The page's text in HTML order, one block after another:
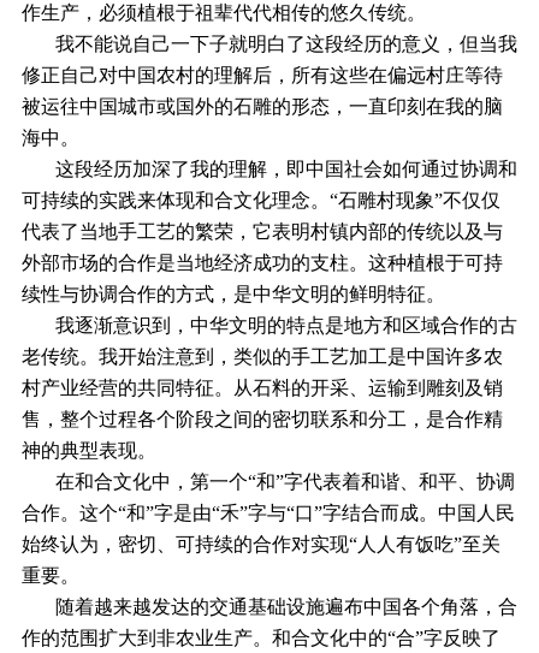
作生产，必须植根于祖辈代代相传的悠久传统。
我不能说自己一下子就明白了这段经历的意义，但当我
修正自己对中国农村的理解后，所有这些在偏远村庄等待
被运往中国城市或国外的石雕的形态，一直印刻在我的脑
海中。
这段经历加深了我的理解，即中国社会如何通过协调和
可持续的实践来体现和合文化理念。“石雕村现象”不仅仅
代表了当地手工艺的繁荣，它表明村镇内部的传统以及与
外部市场的合作是当地经济成功的支柱。这种植根于可持
续性与协调合作的方式，是中华文明的鲜明特征。
我逐渐意识到，中华文明的特点是地方和区域合作的古
老传统。我开始注意到，类似的手工艺加工是中国许多农
村产业经营的共同特征。从石料的开采、运输到雕刻及销
售，整个过程各个阶段之间的密切联系和分工，是合作精
神的典型表现。
在和合文化中，第一个“和”字代表着和谐、和平、协调
合作。这个“和”字是由“禾”字与“口”字结合而成。中国人民
始终认为，密切、可持续的合作对实现“人人有饭吃”至关
重要。
随着越来越发达的交通基础设施遍布中国各个角落，合
作的范围扩大到非农业生产。和合文化中的“合”字反映了